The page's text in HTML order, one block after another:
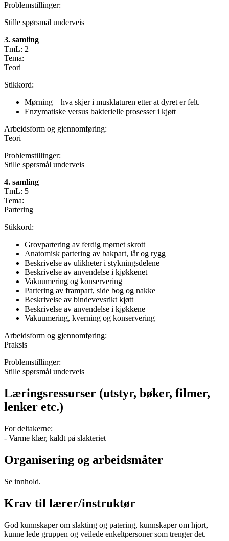
Problemstillinger:
Stille spørsmål underveis
3. samling
TmL: 2
Tema:
Teori
Stikkord:
Mørning – hva skjer i musklaturen etter at dyret er felt.
Enzymatiske versus bakterielle prosesser i kjøtt
Arbeidsform og gjennomføring:
Teori
Problemstillinger:
Stille spørsmål underveis
4. samling
TmL: 5
Tema:
Partering
Stikkord:
Grovpartering av ferdig mørnet skrott
Anatomisk partering av bakpart, lår og rygg
Beskrivelse av ulikheter i stykningsdelene
Beskrivelse av anvendelse i kjøkkenet
Vakuumering og konservering
Partering av frampart, side bog og nakke
Beskrivelse av bindevevsrikt kjøtt
Beskrivelse av anvendelse i kjøkkene
Vakuumering, kverning og konservering
Arbeidsform og gjennomføring:
Praksis
Problemstillinger:
Stille spørsmål underveis
Læringsressurser (utstyr, bøker, filmer,
lenker etc.)
For deltakerne:
- Varme klær, kaldt på slakteriet
Organisering og arbeidsmåter
Se innhold.
Krav til lærer/instruktør
God kunnskaper om slakting og patering, kunnskaper om hjort,
kunne lede gruppen og veilede enkeltpersoner som trenger det.